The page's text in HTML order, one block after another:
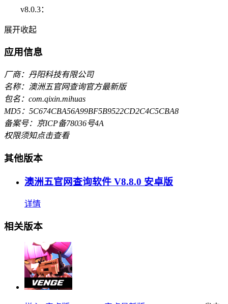
v8.0.3：
展开收起
应用信息
厂商：丹阳科技有限公司
名称：澳洲五官网查询官方最新版
包名：com.qixin.mihuas
MD5：5C674CBA56A99BF5B9522CD2C4C5CBA8
备案号：京ICP备78036号4A
权限须知点击查看
其他版本
澳洲五官网查询软件 V8.8.0 安卓版
详情
相关版本